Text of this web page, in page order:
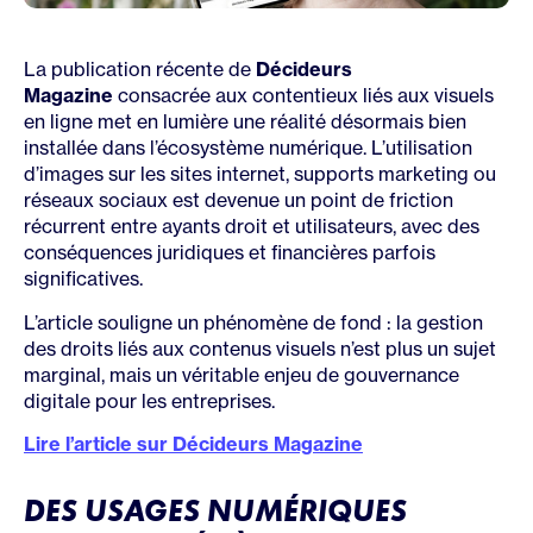
La publication récente de Décideurs
Magazine consacrée aux contentieux liés aux visuels
en ligne met en lumière une réalité désormais bien
installée dans l’écosystème numérique. L’utilisation
d’images sur les sites internet, supports marketing ou
réseaux sociaux est devenue un point de friction
récurrent entre ayants droit et utilisateurs, avec des
conséquences juridiques et financières parfois
significatives.
L’article souligne un phénomène de fond : la gestion
des droits liés aux contenus visuels n’est plus un sujet
marginal, mais un véritable enjeu de gouvernance
digitale pour les entreprises.
Lire l’article sur Décideurs Magazine
DES USAGES NUMÉRIQUES